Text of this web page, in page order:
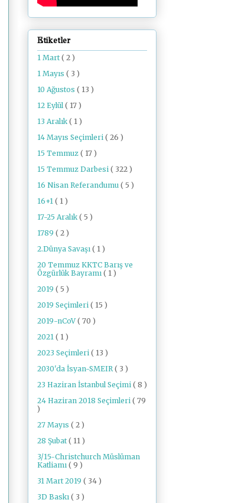
Etiketler
1 Mart ( 2 )
1 Mayıs ( 3 )
10 Ağustos ( 13 )
12 Eylül ( 17 )
13 Aralık ( 1 )
14 Mayıs Seçimleri ( 26 )
15 Temmuz ( 17 )
15 Temmuz Darbesi ( 322 )
16 Nisan Referandumu ( 5 )
16+1 ( 1 )
17-25 Aralık ( 5 )
1789 ( 2 )
2.Dünya Savaşı ( 1 )
20 Temmuz KKTC Barış ve
Özgürlük Bayramı ( 1 )
2019 ( 5 )
2019 Seçimleri ( 15 )
2019-nCoV( 70 )
2021 ( 1 )
2023 Seçimleri ( 13 )
2030'da İsyan-SMEIR ( 3 )
23 Haziran İstanbul Seçimi ( 8 )
24 Haziran 2018 Seçimleri ( 79
)
27 Mayıs ( 2 )
28 Şubat ( 11 )
3/15-Christchurch Müslüman
Katliamı ( 9 )
31 Mart 2019 ( 34 )
3D Baskı ( 3 )